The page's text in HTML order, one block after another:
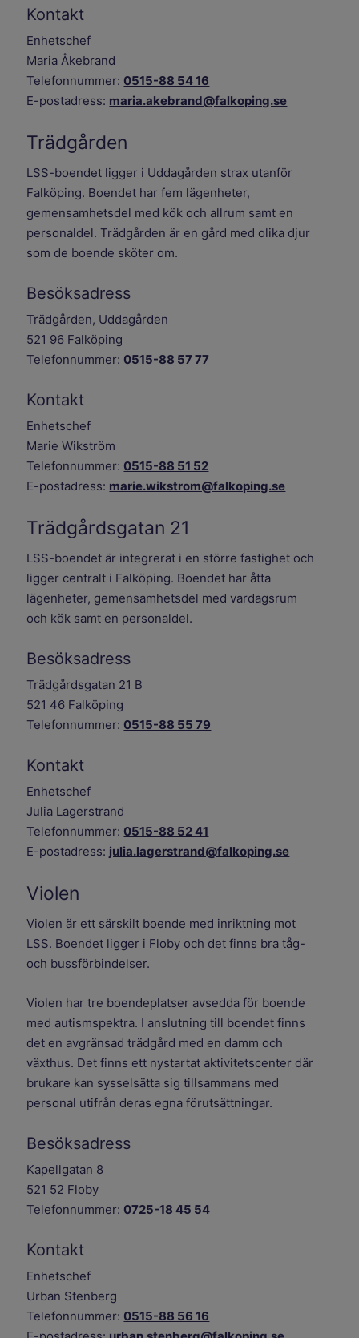
Kontakt
Enhetschef
Maria Åkebrand
Telefonnummer:0515-88 54 16
E-postadress: maria.akebrand@falkoping.se
Trädgården
LSS-boendet ligger i Uddagården strax utanför
Falköping. Boendet har fem lägenheter,
gemensamhetsdel med kök och allrum samt en
personaldel. Trädgården är en gård med olika djur
som de boende sköter om.
Besöksadress
Trädgården, Uddagården
521 96 Falköping
Telefonnummer:0515-88 57 77
Kontakt
Enhetschef
Marie Wikström
Telefonnummer:0515-88 51 52
E-postadress: marie.wikstrom@falkoping.se
Trädgårdsgatan 21
LSS-boendet är integrerat i en större fastighet och
ligger centralt i Falköping. Boendet har åtta
lägenheter, gemensamhetsdel med vardagsrum
och kök samt en personaldel.
Besöksadress
Trädgårdsgatan 21 B
521 46 Falköping
Telefonnummer:0515-88 55 79
Kontakt
Enhetschef
Julia Lagerstrand
Telefonnummer:0515-88 52 41
E-postadress: julia.lagerstrand@falkoping.se
Violen
Violen är ett särskilt boende med inriktning mot
LSS. Boendet ligger i Floby och det finns bra tåg-
och bussförbindelser.
Violen har tre boendeplatser avsedda för boende
med autismspektra. I anslutning till boendet finns
det en avgränsad trädgård med en damm och
växthus. Det finns ett nystartat aktivitetscenter där
brukare kan sysselsätta sig tillsammans med
personal utifrån deras egna förutsättningar.
Besöksadress
Kapellgatan 8
521 52 Floby
Telefonnummer:0725-18 45 54
Kontakt
Enhetschef
Urban Stenberg
Telefonnummer:0515-88 56 16